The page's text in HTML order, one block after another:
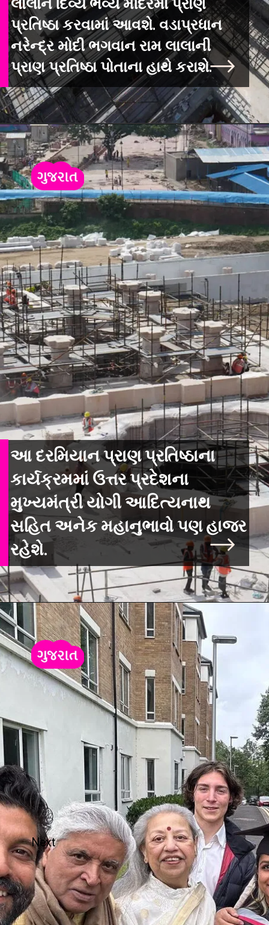
પ્રતિષ્ઠા કરવામાં આવશે. વડાપ્રધાન
નરેન્દ્ર મોદી ભગવાન રામ લાલાની
પ્રાણ પ્રતિષ્ઠા પોતાના હાથે કરાશે.
આ દરમિયાન પ્રાણ પ્રતિષ્ઠાના
કાર્યક્રમમાં ઉત્તર પ્રદેશના
મુખ્યમંત્રી યોગી આદિત્યનાથ
સહિત અનેક મહાનુભાવો પણ હાજર
રહેશે.
Next